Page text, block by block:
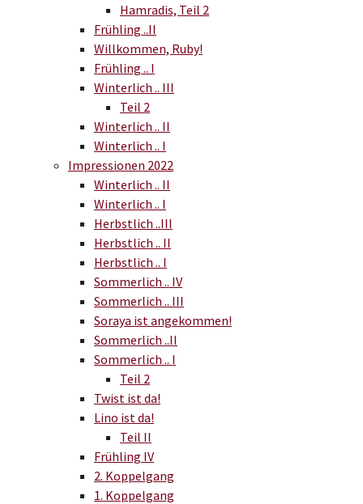
Hamradis, Teil 2
Frühling ..II
Willkommen, Ruby!
Frühling .. I
Winterlich .. III
Teil 2
Winterlich .. II
Winterlich .. I
Impressionen 2022
Winterlich .. II
Winterlich .. I
Herbstlich ..III
Herbstlich .. II
Herbstlich .. I
Sommerlich .. IV
Sommerlich .. III
Soraya ist angekommen!
Sommerlich ..II
Sommerlich .. I
Teil 2
Twist ist da!
Lino ist da!
Teil II
Frühling IV
2. Koppelgang
1. Koppelgang